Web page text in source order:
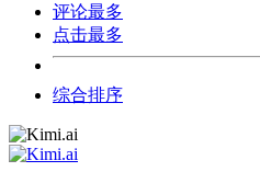
评论最多
点击最多
综合排序